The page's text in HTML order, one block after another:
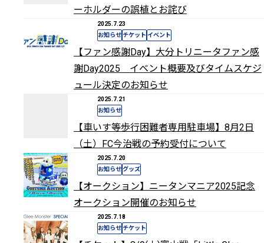
ーホルダーの誤植とお詫び
2025.7.23
お知らせ チケット イベント
【ファン感謝Day】大分トリニータファン感
謝Day2025 イベント概要及びタイムスケジ
ュール決定のお知らせ
2025.7.21
お知らせ
【車いす等歩行困難者専用駐車場】8月2日
（土）FC今治戦の予約受付について
2025.7.20
お知らせグッズ
【オークション】ニータンマニア2025記念
オークション開催のお知らせ
2025.7.18
お知らせ チケット